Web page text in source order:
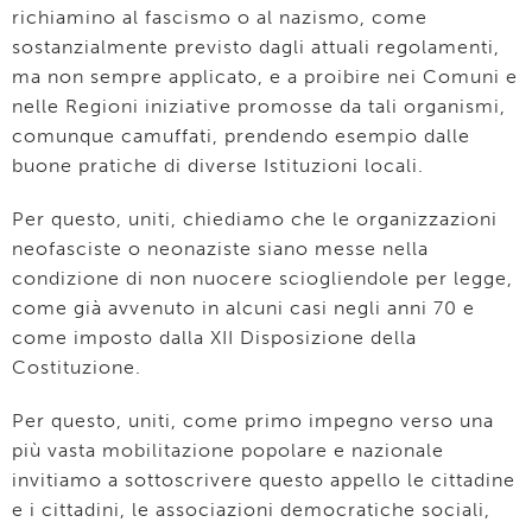
richiamino al fascismo o al nazismo, come
sostanzialmente previsto dagli attuali regolamenti,
ma non sempre applicato, e a proibire nei Comuni e
nelle Regioni iniziative promosse da tali organismi,
comunque camuffati, prendendo esempio dalle
buone pratiche di diverse Istituzioni locali.
Per questo, uniti, chiediamo che le organizzazioni
neofasciste o neonaziste siano messe nella
condizione di non nuocere sciogliendole per legge,
come già avvenuto in alcuni casi negli anni 70 e
come imposto dalla XII Disposizione della
Costituzione.
Per questo, uniti, come primo impegno verso una
più vasta mobilitazione popolare e nazionale
invitiamo a sottoscrivere questo appello le cittadine
e i cittadini, le associazioni democratiche sociali,